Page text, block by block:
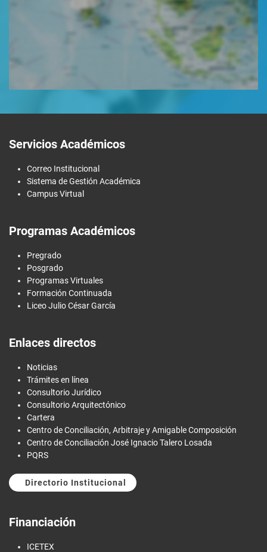
Servicios Académicos
Correo Institucional
Sistema de Gestión Académica
Campus Virtual
Programas Académicos
Pregrado
Posgrado
Programas Virtuales
Formación Continuada
Liceo Julio César García
Enlaces directos
Noticias
Trámites en línea
Consultorio Jurídico
Consultorio Arquitectónico
Cartera
Centro de Conciliación, Arbitraje y Amigable Composición
Centro de Conciliación José Ignacio Talero Losada
PQRS
Directorio Institucional
Financiación
ICETEX